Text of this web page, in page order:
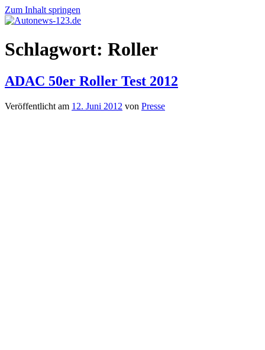
Zum Inhalt springen
Autonews-
123.de
Autonews
mit
Schlagwort: Roller
ADAC 50er Roller Test 2012
Veröffentlicht am 12. Juni 2012 von Presse